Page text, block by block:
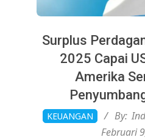
Surplus
2025 Capai
Amerika
2026-
02-
KEUANGAN By:
Februari